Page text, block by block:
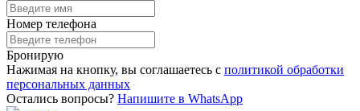
Номер телефона
Бронирую
Нажимая на кнопку, вы соглашаетесь с политикой обработки
персональных данных
Остались вопросы? Напишите в WhatsApp